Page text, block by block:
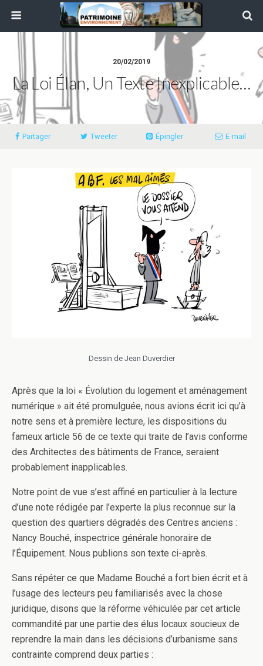
20/02/2019
La Loi Élan, Un Texte Inexplicable…
Partager Tweeter Épingler E-mail
Dessin de Jean Duverdier
Après que la loi « Évolution du logement et aménagement
numérique » ait été promulguée, nous avions écrit ici qu’à
notre sens et à première lecture, les dispositions du
fameux article 56 de ce texte qui traite de l’avis conforme
des Architectes des bâtiments de France, seraient
probablement inapplicables.
Notre point de vue s’est affiné en particulier à la lecture
d’une note rédigée par l’experte la plus reconnue sur la
question des quartiers dégradés des Centres anciens :
Nancy Bouché, inspectrice générale honoraire de
l’Équipement. Nous publions son texte ci-après.
Sans répéter ce que Madame Bouché a fort bien écrit et à
l’usage des lecteurs peu familiarisés avec la chose
juridique, disons que la réforme véhiculée par cet article
commandité par une partie des élus locaux soucieux de
reprendre la main dans les décisions d’urbanisme sans
contrainte comprend deux parties :